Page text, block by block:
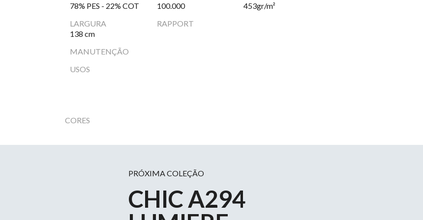
78% PES - 22% COT 100.000 453gr/m²
LARGURA
138 cm
RAPPORT
MANUTENÇÃO
USOS
CORES
PRÓXIMA COLEÇÃO
CHIC A294